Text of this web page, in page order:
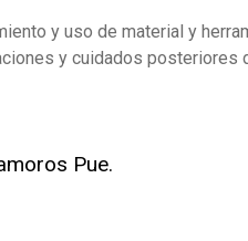
y uso de material y
y cuidados posteriores
Pue.